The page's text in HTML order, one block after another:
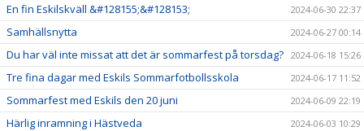
En fin Eskilskväll &#128155;&#128153; 2024-06-30 22:37
Samhällsnytta 2024-06-27 00:14
Du har väl inte missat att det är sommarfest på torsdag? 2024-06-18 15:26
Tre fina dagar med Eskils Sommarfotbollsskola 2024-06-17 11:52
Sommarfest med Eskils den 20 juni 2024-06-09 22:19
Härlig inramning i Hästveda 2024-06-03 10:29